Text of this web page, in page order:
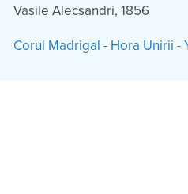
Vasile Alecsandri, 1856
Corul Madrigal - Hora Unirii -